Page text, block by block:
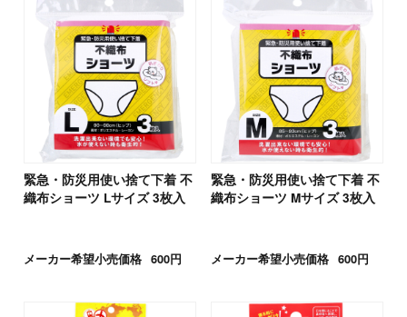
緊急・防災用使い捨て下着 不
織布ショーツ Lサイズ 3枚入
メーカー希望小売価格 600円
緊急・防災用使い捨て下着 不
織布ショーツ Mサイズ 3枚入
メーカー希望小売価格 600円